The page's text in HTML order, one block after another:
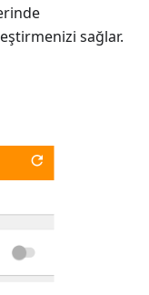
sağlar.